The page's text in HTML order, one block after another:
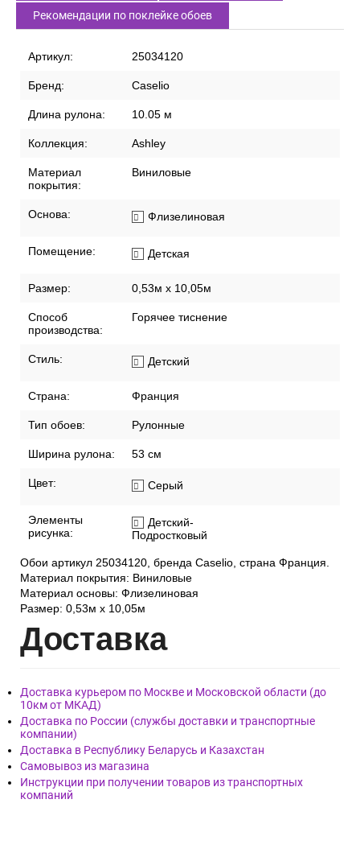
Рекомендации по поклейке обоев
Артикул: 25034120
Бренд: Caselio
Длина рулона: 10.05 м
Коллекция: Ashley
Материал
покрытия:
Виниловые
Основа: Флизелиновая
Помещение: Детская
Размер: 0,53м x 10,05м
Способ
производства:
Горячее тиснение
Стиль: Детский
Страна: Франция
Тип обоев: Рулонные
Ширина рулона: 53 см
Цвет: Серый
Элементы
рисунка:
Детский-
Подростковый
Обои артикул 25034120, бренда Caselio, страна Франция.
Материал покрытия: Виниловые
Материал основы: Флизелиновая
Размер: 0,53м x 10,05м
Доставка
Доставка курьером по Москве и Московской области (до
10км от МКАД)
Доставка по России (службы доставки и транспортные
компании)
Доставка в Республику Беларусь и Казахстан
Самовывоз из магазина
Инструкции при получении товаров из транспортных
компаний